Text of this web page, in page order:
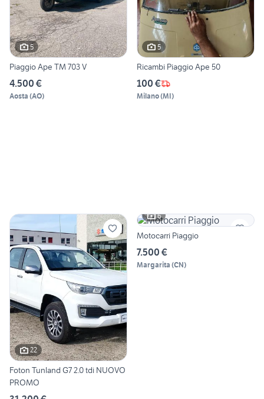
5
Piaggio Ape TM 703 V
4.500 €
Aosta (AO)
5
Ricambi Piaggio Ape 50
100 €
Milano(MI)
22
Foton Tunland G7 2.0 tdi NUOVO
PROMO
6
Motocarri Piaggio
7.500 €
Margarita (CN)